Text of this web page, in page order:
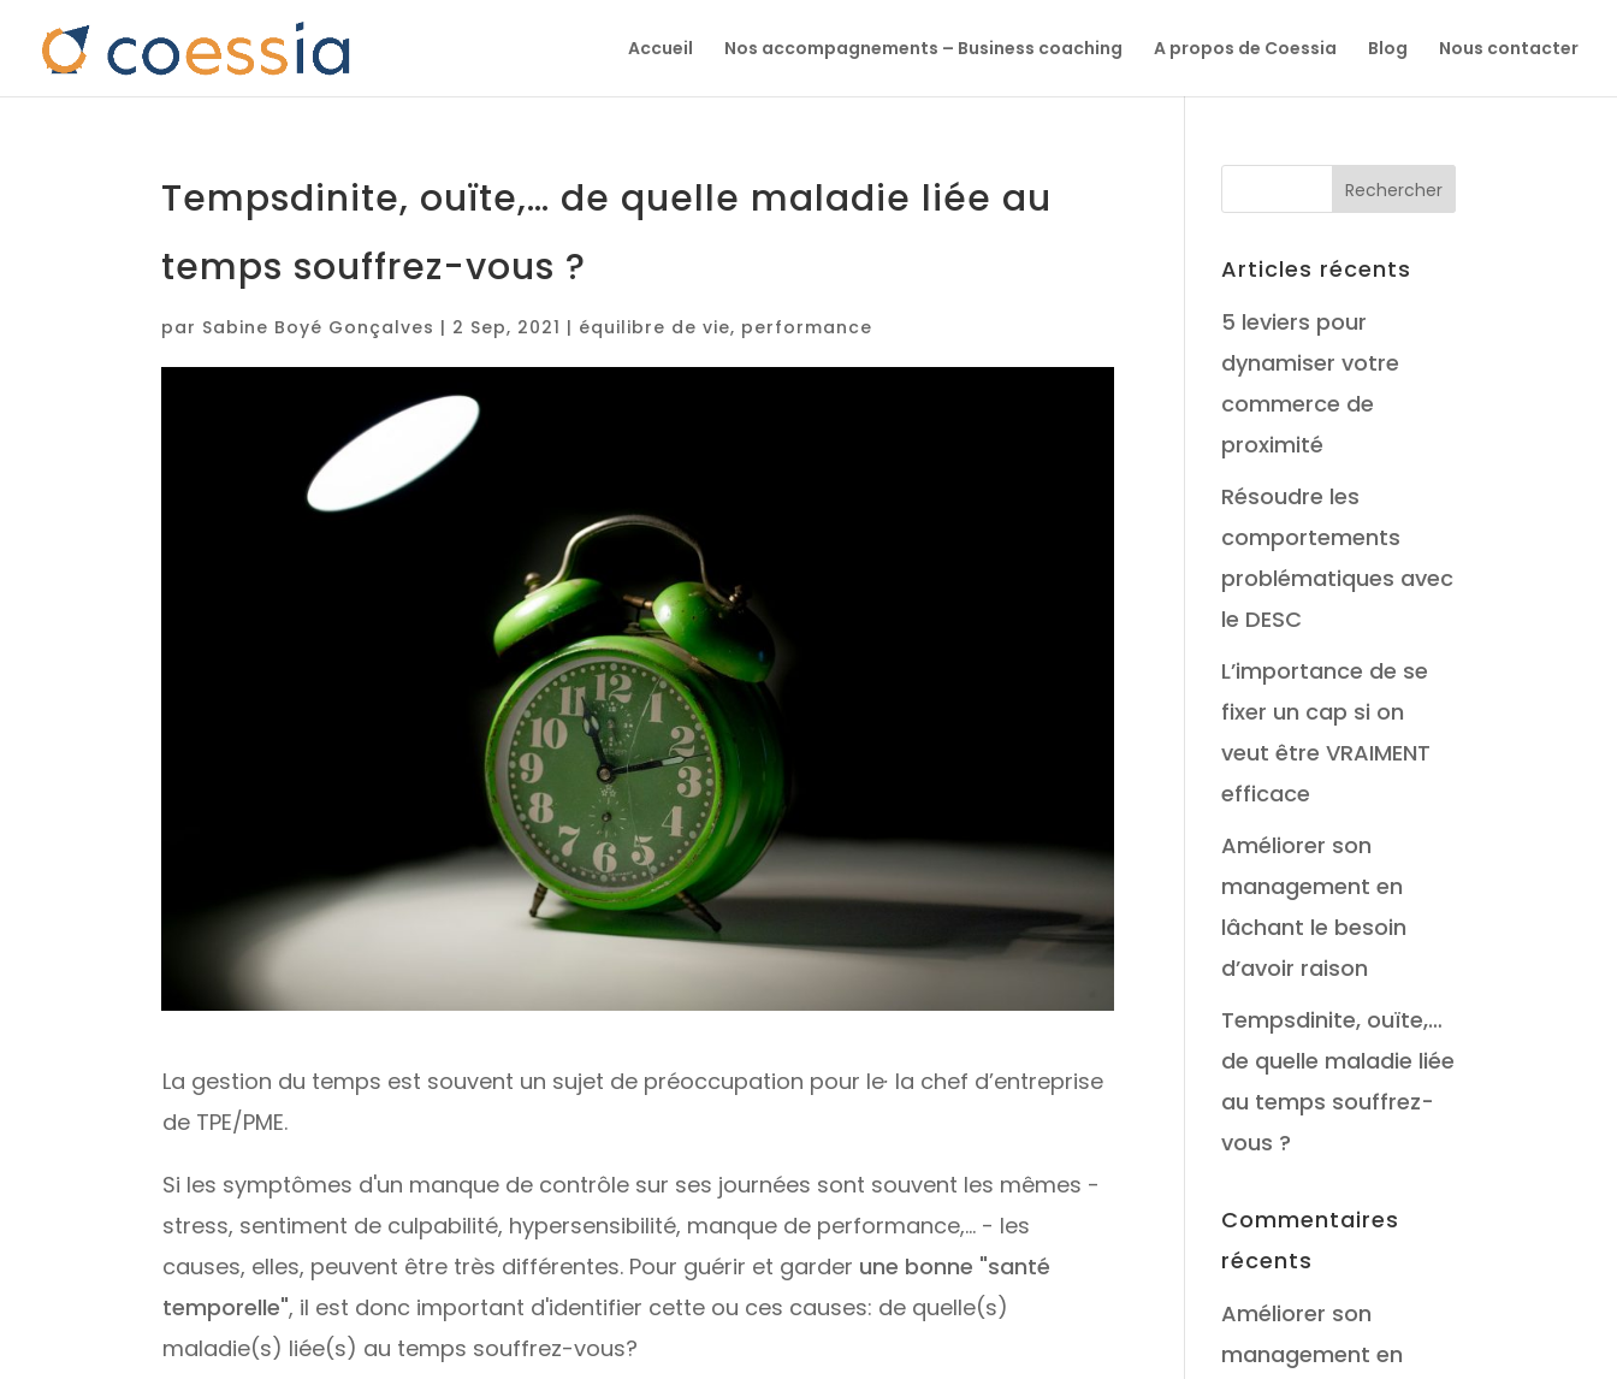
Accueil Nos accompagnements – Business coaching A propos de Coessia Blog Nous contacter
Tempsdinite, ouïte,… de quelle maladie liée au
temps souffrez-vous ?
par Sabine Boyé Gonçalves | 2 Sep, 2021 | équilibre de vie, performance
La gestion du temps est souvent un sujet de préoccupation pour le· la chef d’entreprise
de TPE/PME.
Si les symptômes d'un manque de contrôle sur ses journées sont souvent les mêmes -
stress, sentiment de culpabilité, hypersensibilité, manque de performance,... - les
causes, elles, peuvent être très différentes. Pour guérir et garder une bonne "santé
temporelle", il est donc important d'identifier cette ou ces causes: de quelle(s)
maladie(s) liée(s) au temps souffrez-vous?
Articles récents
5 leviers pour
dynamiser votre
commerce de
proximité
Résoudre les
comportements
problématiques avec
le DESC
L’importance de se
fixer un cap si on
veut être VRAIMENT
efficace
Améliorer son
management en
lâchant le besoin
d’avoir raison
Tempsdinite, ouïte,…
de quelle maladie liée
au temps souffrez-
vous ?
Commentaires
récents
Améliorer son
management en